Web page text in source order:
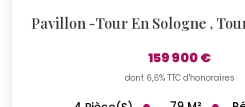
Pavillon -Tour En Sologne ,
159 900 €
dont 6,6% TTC d'honoraires